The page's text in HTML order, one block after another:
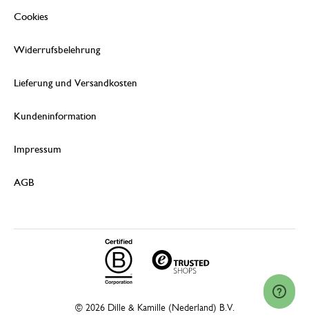
Cookies
Widerrufsbelehrung
Lieferung und Versandkosten
Kundeninformation
Impressum
AGB
© 2026 Dille & Kamille (Nederland) B.V.